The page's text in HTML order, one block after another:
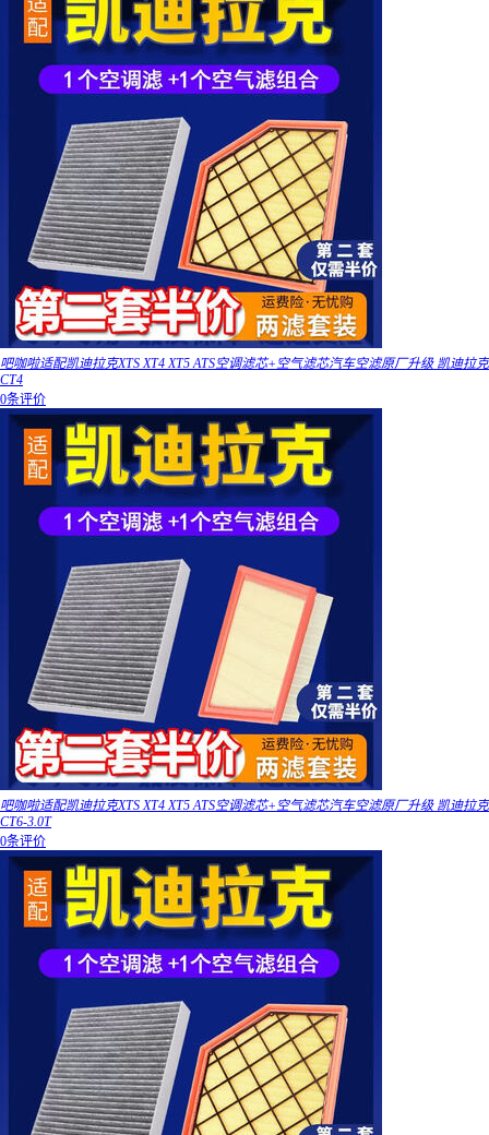
吧咖啦适配凯迪拉克XTS XT4 XT5 ATS空调滤芯+空气滤芯汽车空滤原厂升级 凯迪拉克
CT4
0条评价
吧咖啦适配凯迪拉克XTS XT4 XT5 ATS空调滤芯+空气滤芯汽车空滤原厂升级 凯迪拉克
CT6-3.0T
0条评价